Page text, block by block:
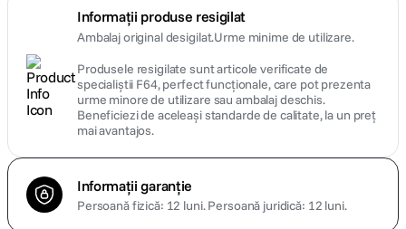
Informații produse resigilat
Ambalaj original desigilat.Urme minime de utilizare.
Produsele resigilate sunt articole verificate de
specialiștii F64, perfect funcționale, care pot prezenta
urme minore de utilizare sau ambalaj deschis.
Beneficiezi de aceleași standarde de calitate, la un preț
mai avantajos.
Informații garanție
Persoană fizică: 12 luni.Persoană juridică: 12 luni.